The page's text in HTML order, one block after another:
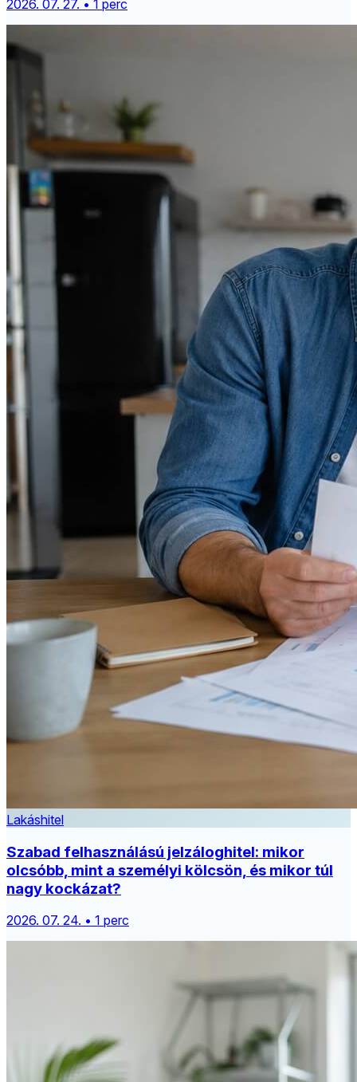
2026. 07. 27. • 1 perc
Lakáshitel
Szabad felhasználású jelzáloghitel: mikor
olcsóbb, mint a személyi kölcsön, és mikor túl
nagy kockázat?
2026. 07. 24. • 1 perc